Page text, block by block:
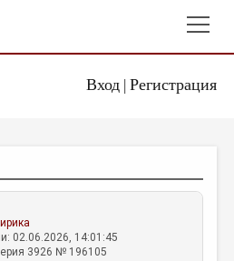
Вход| Регистрация
02.06.2026, 14:01:45
3926 № 196105